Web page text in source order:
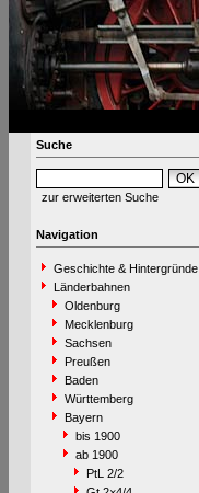
Suche
zur erweiterten Suche
Navigation
Geschichte & Hintergründe
Länderbahnen
Oldenburg
Mecklenburg
Sachsen
Preußen
Baden
Württemberg
Bayern
bis 1900
ab 1900
PtL 2/2